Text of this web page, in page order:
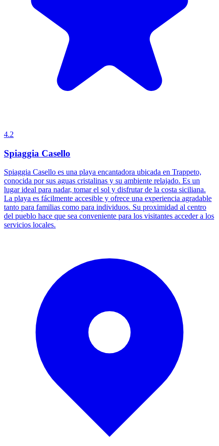
4.2
Spiaggia Casello
Spiaggia Casello es una playa encantadora ubicada en Trappeto,
conocida por sus aguas cristalinas y su ambiente relajado. Es un
lugar ideal para nadar, tomar el sol y disfrutar de la costa siciliana.
La playa es fácilmente accesible y ofrece una experiencia agradable
tanto para familias como para individuos. Su proximidad al centro
del pueblo hace que sea conveniente para los visitantes acceder a los
servicios locales.